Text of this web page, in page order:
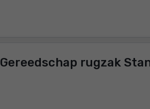
Gereedschap rugzak